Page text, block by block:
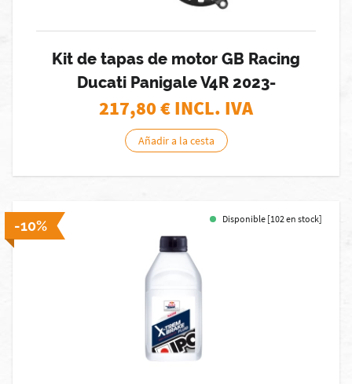
Kit de tapas de motor GB Racing
Ducati Panigale V4R 2023-
217,80€ INCL. IVA
Añadir a la cesta
-10% Disponible [102 en stock]